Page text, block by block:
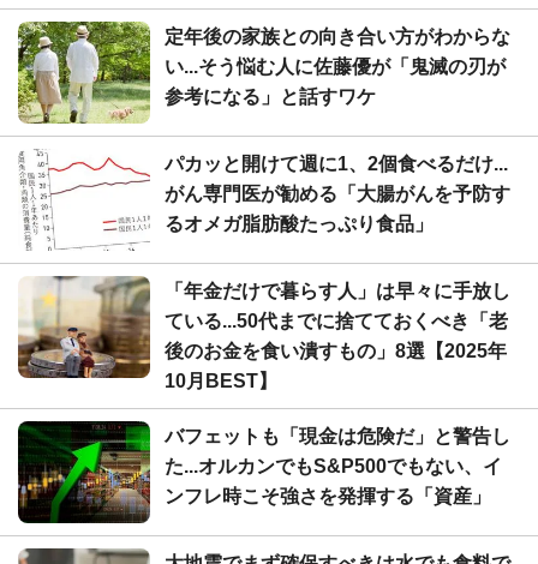
定年後の家族との向き合い方がわからな
い...そう悩む人に佐藤優が「鬼滅の刃が
参考になる」と話すワケ
パカッと開けて週に1、2個食べるだけ...
がん専門医が勧める「大腸がんを予防す
るオメガ脂肪酸たっぷり食品」
「年金だけで暮らす人」は早々に手放し
ている...50代までに捨てておくべき「老
後のお金を食い潰すもの」8選【2025年
10月BEST】
バフェットも「現金は危険だ」と警告し
た...オルカンでもS&P500でもない、イ
ンフレ時こそ強さを発揮する「資産」